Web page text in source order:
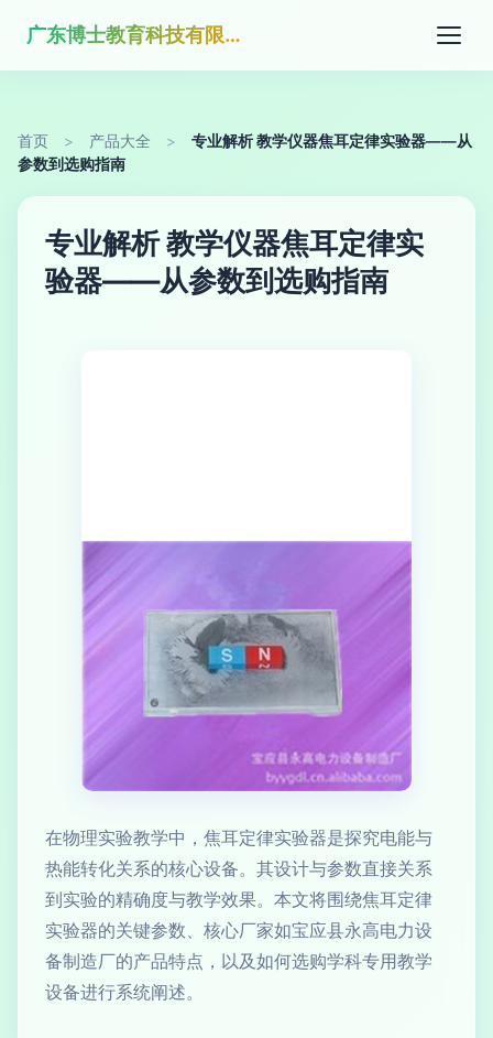
广东博士教育科技有限公司
首页 > 产品大全 >
专业解析 教学仪器焦耳定律实验器——从
参数到选购指南
专业解析 教学仪器焦耳定律实
验器——从参数到选购指南
在物理实验教学中，焦耳定律实验器是探究电能与
热能转化关系的核心设备。其设计与参数直接关系
到实验的精确度与教学效果。本文将围绕焦耳定律
实验器的关键参数、核心厂家如宝应县永高电力设
备制造厂的产品特点，以及如何选购学科专用教学
设备进行系统阐述。